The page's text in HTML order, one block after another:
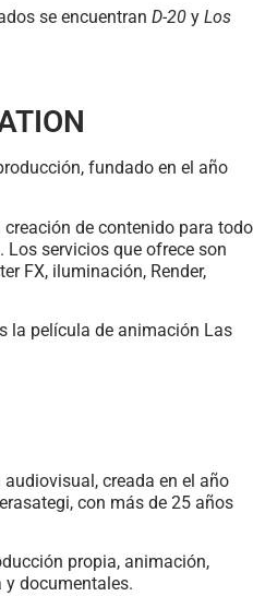
se encuentran D-20 y Los
fundado en el año
de contenido para todo
servicios que ofrece son
FX, iluminación, Render,
la película de animación Las
creada en el año
con más de 25 años
propia, animación,
documentales.